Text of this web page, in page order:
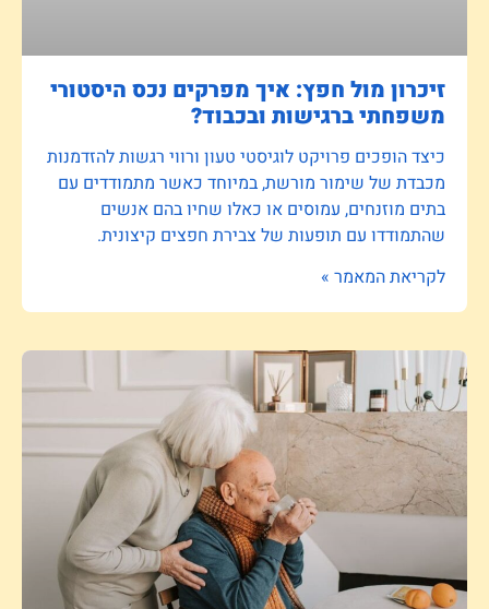
זיכרון מול חפץ: איך מפרקים נכס היסטורי
משפחתי ברגישות ובכבוד?
כיצד הופכים פרויקט לוגיסטי טעון ורווי רגשות להזדמנות
מכבדת של שימור מורשת, במיוחד כאשר מתמודדים עם
בתים מוזנחים, עמוסים או כאלו שחיו בהם אנשים
שהתמודדו עם תופעות של צבירת חפצים קיצונית.
לקריאת המאמר »